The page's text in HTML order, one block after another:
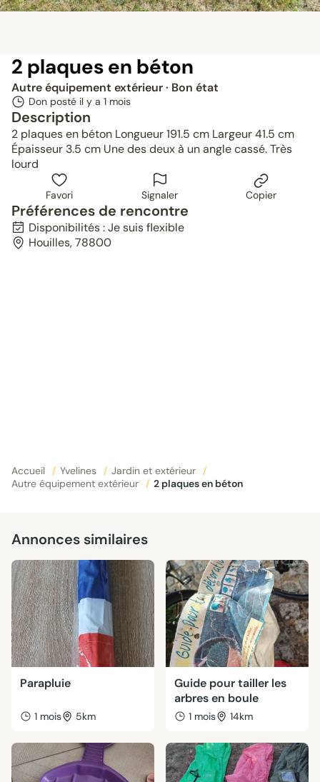
2 plaques en béton
Autre équipement extérieur· Bon état
Don posté il y a 1 mois
Description
2 plaques en béton Longueur 191.5 cm Largeur 41.5 cm
Épaisseur 3.5 cm Une des deux à un angle cassé. Très
lourd
Favori Signaler Copier
Préférences de rencontre
Disponibilités : Je suis flexible
Houilles, 78800
Accueil / Yvelines / Jardin et extérieur
/
Autre équipement extérieur
/ 2 plaques en béton
Annonces similaires
Parapluie
1 mois 5km
Guide pour tailler les
arbres en boule
1 mois 14km